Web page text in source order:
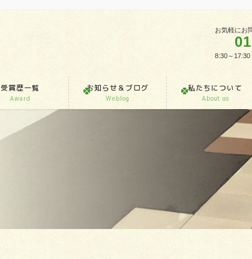
お気軽にお
8:30～
受賞歴一覧
Award
お知らせ＆ブログ
Weblog
私たちについて
About us